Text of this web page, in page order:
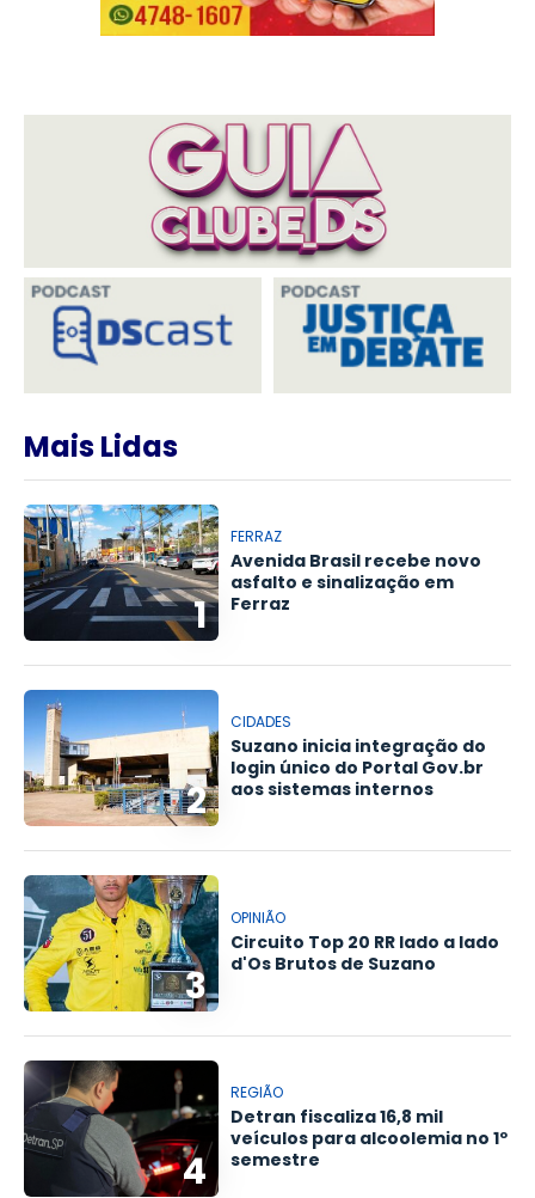
Mais Lidas
1
FERRAZ
Avenida Brasil recebe novo
asfalto e sinalização em
Ferraz
2
CIDADES
Suzano inicia integração do
login único do Portal Gov.br
aos sistemas internos
3
OPINIÃO
Circuito Top 20 RR lado a lado
d'Os Brutos de Suzano
4
REGIÃO
Detran fiscaliza 16,8 mil
veículos para alcoolemia no 1º
semestre